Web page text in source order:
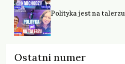
Polityka jest na
Ostatni numer